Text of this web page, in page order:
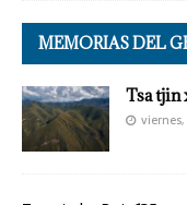
MEMORIAS DEL
Tsa tjin